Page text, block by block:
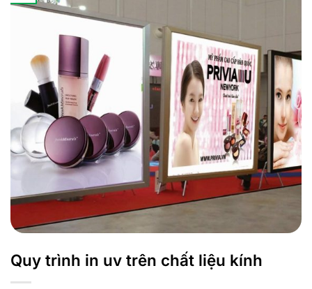
Quy trình in uv trên chất liệu kính